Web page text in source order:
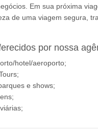
Em sua próxima
de uma viagem segura,
por nossa
hotel/aeroporto;
e shows;